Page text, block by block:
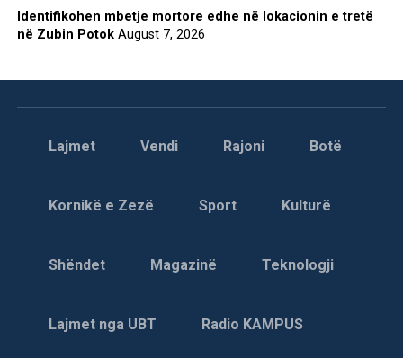
Identifikohen mbetje mortore edhe në lokacionin e tretë
në Zubin Potok August 7, 2026
Lajmet Vendi Rajoni Botë
Kornikë e Zezë Sport Kulturë
Shëndet Magazinë Teknologji
Lajmet nga UBT Radio KAMPUS